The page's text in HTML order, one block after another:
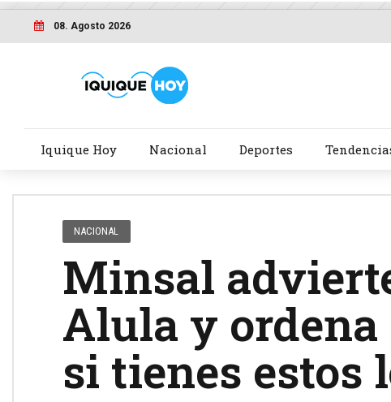
08. Agosto 2026
Iquique Hoy Nacional Deportes
NACIONAL
Minsal
Alula y
si tienes estos